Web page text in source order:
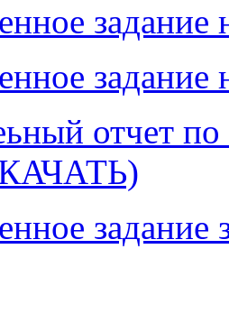
задание
задание
отчет
задание